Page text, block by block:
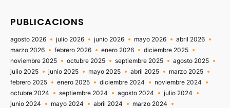
PUBLICACIONS
agosto 2026 julio 2026 junio 2026 mayo 2026
abril 2026
marzo 2026
febrero 2026 enero 2026
diciembre 2025
noviembre 2025
octubre 2025 septiembre 2025
agosto 2025
julio 2025
junio 2025 mayo 2025 abril 2025
marzo 2025
febrero 2025
enero 2025 diciembre 2024
noviembre 2024
octubre 2024
septiembre 2024 agosto 2024
julio 2024
junio 2024
mayo 2024 abril 2024
marzo 2024